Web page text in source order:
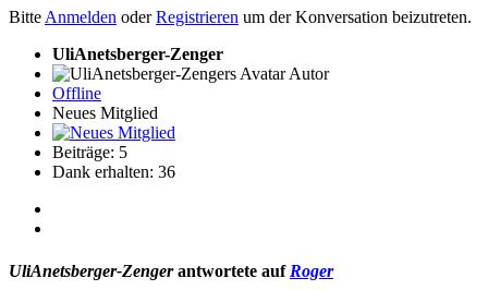
Bitte Anmelden oderRegistrieren um der Konversation beizutreten.
UliAnetsberger-Zenger
Autor
Offline
Neues Mitglied
Beiträge: 5
Dank erhalten: 36
UliAnetsberger-Zengerantwortete auf Roger